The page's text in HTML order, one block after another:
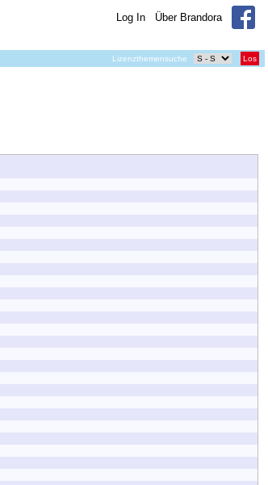
Log In Über Brandora
Lizenzthemensuche Los